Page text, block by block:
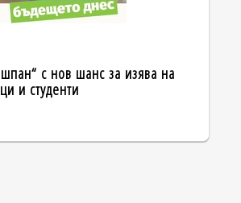
с нов шанс за изява на
и студенти